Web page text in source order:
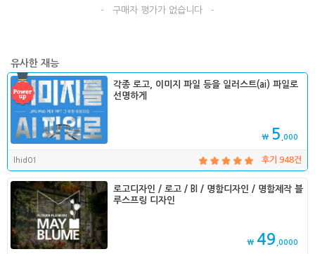
- 구매자 평가가 없습니다 -
유사한 재능
각종 로고, 이미지 파일 등을 일러스트(ai) 파일로
선명하게
₩ 5 ,000
lhid01 후기 948건
로고디자인 / 로고 / BI / 명함디자인 / 명함제작 블
루스프링 디자인
₩ 49 ,0000